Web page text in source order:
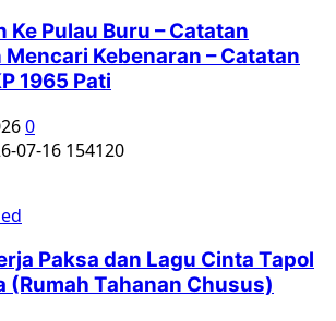
Ke Pulau Buru – Catatan
Kebenaran – Catatan
1965 Pati
0
Paksa dan Lagu Cinta Tapol
(Rumah Tahanan Chusus)